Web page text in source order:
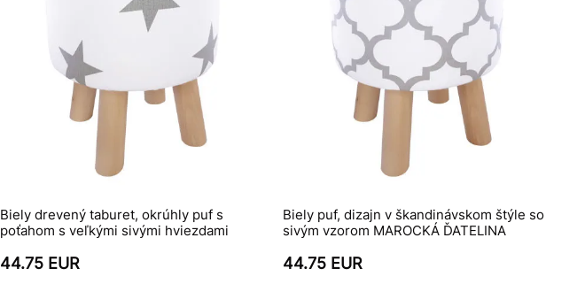
Biely drevený taburet, okrúhly puf s
poťahom s veľkými sivými hviezdami
44.75 EUR
Biely puf, dizajn v škandinávskom štýle so
sivým vzorom MAROCKÁ ĎATELINA
44.75 EUR